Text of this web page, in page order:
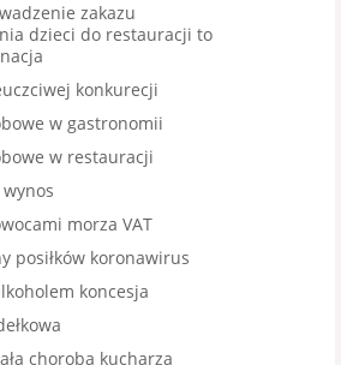
zakazu
dzieci do restauracji to
konkurecji
w gastronomii
w restauracji
morza VAT
posiłków koronawirus
koncesja
choroba kucharza